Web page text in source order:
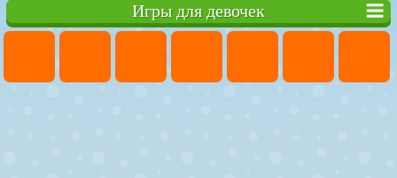
Игры для девочек